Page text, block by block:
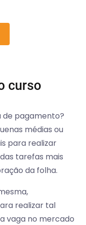
curso
de pagamento?
médias ou
para realizar
tarefas mais
da folha.
realizar tal
vaga no mercado